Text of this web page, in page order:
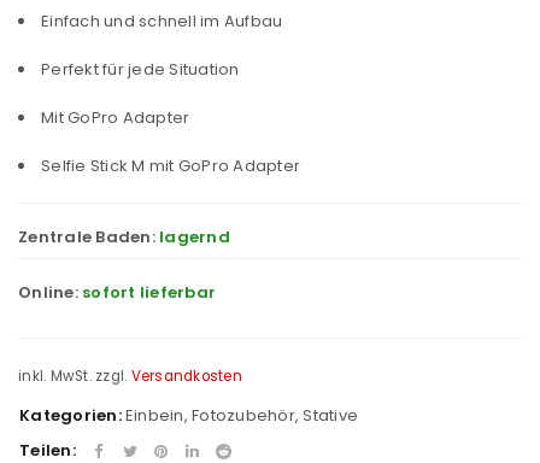
Einfach und schnell im Aufbau
Perfekt für jede Situation
Mit GoPro Adapter
Selfie Stick M mit GoPro Adapter
Zentrale Baden: lagernd
Online: sofort lieferbar
inkl. MwSt. zzgl. Versandkosten
Kategorien:Einbein, Fotozubehör,Stative
Teilen: